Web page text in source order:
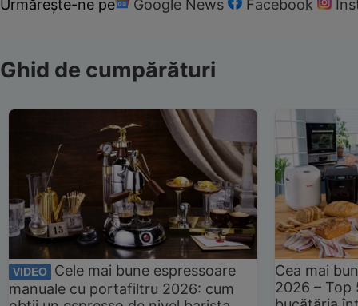
Urmărește-ne pe Google News Facebook
Ghid de cumpărături
VIDEO
Cele mai bune espressoare
manuale cu portafiltru 2026: cum
Cea mai
2026 –